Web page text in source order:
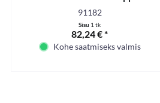
91182
Sisu 1 tk
82,24 € *
Kohe saatmiseks valmis